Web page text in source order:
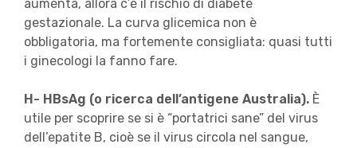
aumenta, allora c’è il rischio di diabete
gestazionale. La curva glicemica non è
obbligatoria, ma fortemente consigliata: quasi tutti
i ginecologi la fanno fare.
H- HBsAg (o ricerca dell’antigene Australia).È
utile per scoprire se si è “portatrici sane” del virus
dell’epatite B, cioè se il virus circola nel sangue,